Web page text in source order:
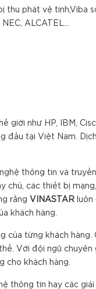
phát vệ tinh,Viba
ALCATEL...
giới như HP, IBM,
đầu tại Việt Nam.
thông tin và
chủ, các thiết bị
rằng VINAS TAR luôn
khách hàng.
của từng khách
Với đội ngũ chuyên
cho khách hàng.
thông tin hay các